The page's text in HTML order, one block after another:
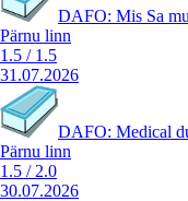
DAFO: Mis Sa
Pärnu linn
1.5 / 1.5
31.07.2026
DAFO: Medical
Pärnu linn
1.5 / 2.0
30.07.2026